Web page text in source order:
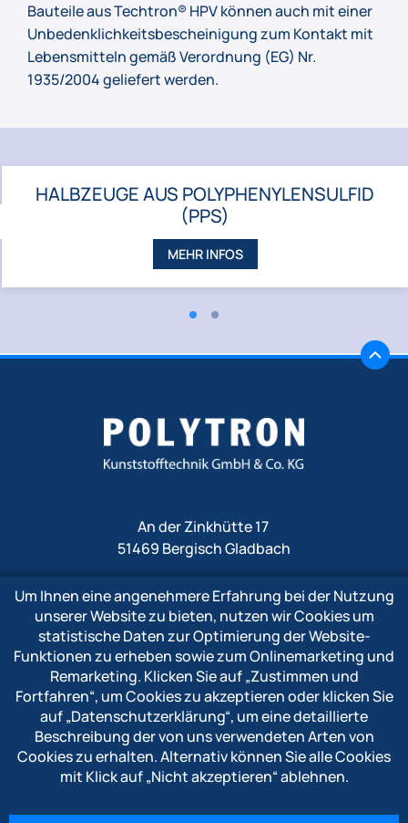
Bauteile aus Techtron® HPV können auch mit einer
Unbedenklichkeitsbescheinigung zum Kontakt mit
Lebensmitteln gemäß Verordnung (EG) Nr.
1935/2004 geliefert werden.
HALBZEUGE AUS POLYPHENYLENSULFID
(PPS)
MEHR INFOS
An der Zinkhütte 17
51469 Bergisch Gladbach
Fon+49 2202 1009 0
Fax +49 2202 1009 333
Mailinfo@polytron-gmbh.de
www.polytron-gmbh.de
» Datenschutzerklärung
» Impressum
» Hinweisgebersystem
Um Ihnen eine angenehmere Erfahrung bei der Nutzung
unserer Website zu bieten, nutzen wir Cookies um
statistische Daten zur Optimierung der Website-
Funktionen zu erheben sowie zum Onlinemarketing und
Remarketing. Klicken Sie auf„Zustimmen und
Fortfahren“, um Cookies zu akzeptieren oder klicken Sie
auf„Datenschutzerklärung“, um eine detaillierte
Beschreibung der von uns verwendeten Arten von
Cookies zu erhalten. Alternativ können Sie alle Cookies
mit Klick auf„Nicht akzeptieren“ablehnen.